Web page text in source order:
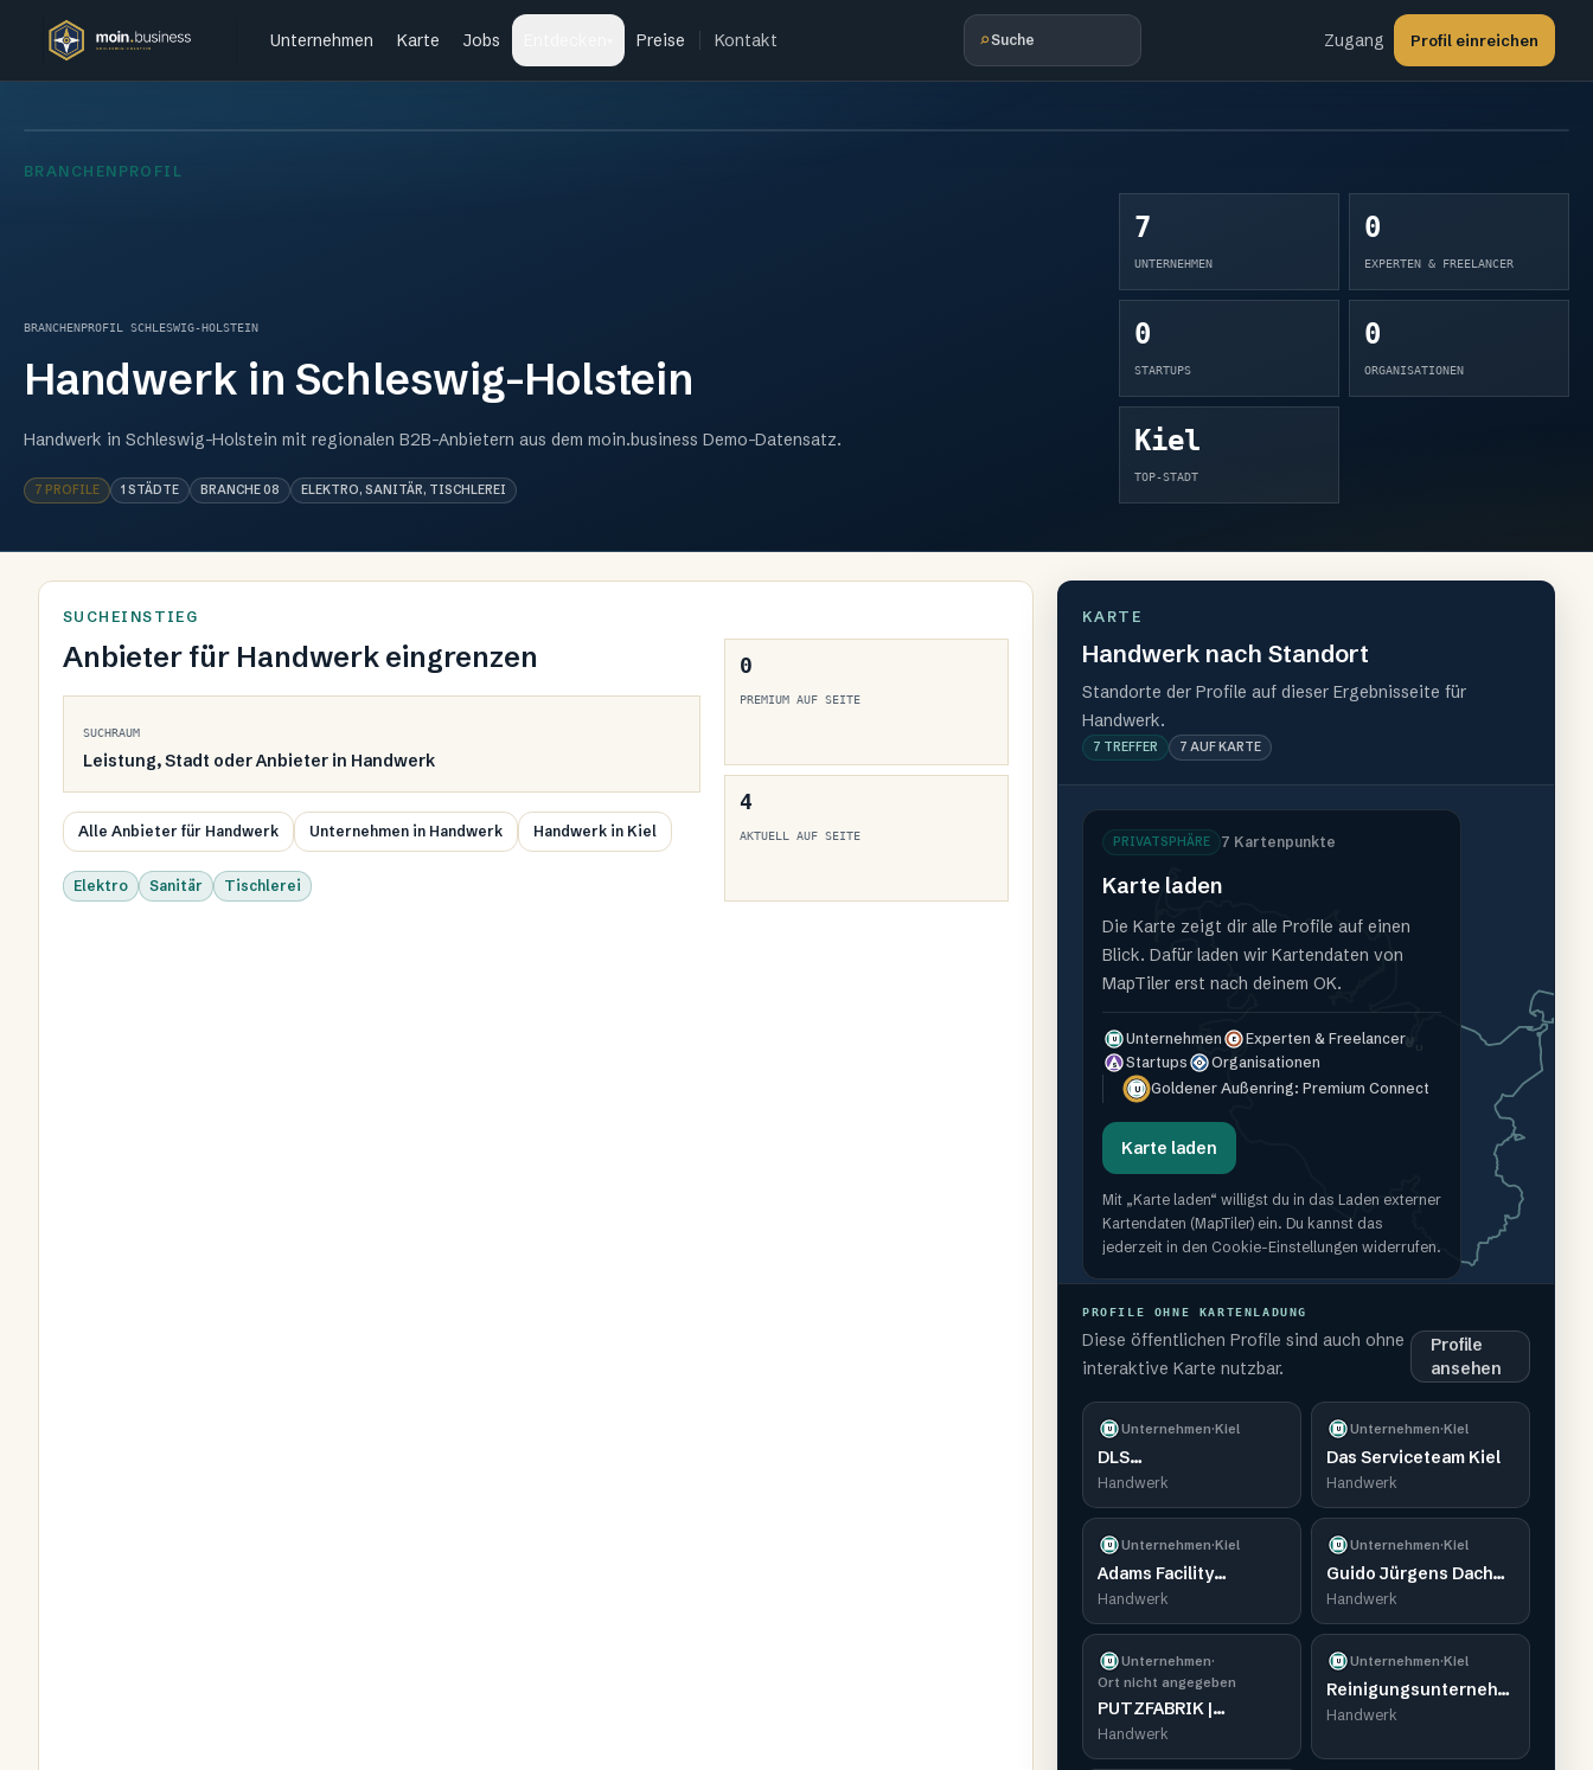
Unternehmen Karte Jobs Preise Kontakt ⌕Suche Zugang Profil einreichen
BRANCHENPROFIL
BRANCHENPROFIL SCHLESWIG-HOLSTEIN
Handwerk in Schleswig-Holstein
Handwerk in Schleswig-Holstein mit regionalen B2B-Anbietern aus dem moin.business Demo-Datensatz.
7 PROFILE 1 STÄDTE BRANCHE08 ELEKTRO, SANITÄR, TISCHLEREI
7
UNTERNEHMEN
0
EXPERTEN & FREELANCER
0
STARTUPS
0
ORGANISATIONEN
Kiel
TOP-STADT
SUCHEINSTIEG
Anbieter für Handwerk eingrenzen
SUCHRAUM
Leistung, Stadt oder Anbieter in Handwerk
Alle Anbieter für Handwerk Unternehmen in Handwerk Handwerk in Kiel
Elektro Sanitär Tischlerei
0
PREMIUM AUF SEITE
4
AKTUELL AUF SEITE
KARTE
Handwerk nach Standort
Standorte der Profile auf dieser Ergebnisseite für
Handwerk.
7 TREFFER 7 AUF KARTE
UU
PRIVATSPHÄRE 7 Kartenpunkte
Karte laden
Die Karte zeigt dir alle Profile auf einen
Blick. Dafür laden wir Kartendaten von
MapTiler erst nach deinem OK.
U Unternehmen E Experten & Freelancer
S Startups O Organisationen
U Goldener Außenring: Premium Connect
Karte laden
Mit „Karte laden“ willigst du in das Laden externer
Kartendaten (MapTiler) ein. Du kannst das
jederzeit in den Cookie-Einstellungen widerrufen.
PROFILE OHNE KARTENLADUNG
Diese öffentlichen Profile sind auch ohne
interaktive Karte nutzbar.
Profile
ansehen
U Unternehmen·Kiel
DLS
Dienstleistungsservice
Nord
Kiel
Handwerk
U Unternehmen·Kiel
Das Serviceteam Kiel
Handwerk
U Unternehmen·Kiel
Adams Facility
Management -
Gebäudereinigung
Handwerk
U Unternehmen·Kiel
Guido Jürgens Dach
und Isoliertechnik Kiel
Handwerk
U Unternehmen·
Ort nicht angegeben
PUTZFABRIK |
Gebäudereinigung in
Kiel
Handwerk
U Unternehmen·Kiel
Reinigungsunternehmen
Kiel ReinigungsGenie
Handwerk